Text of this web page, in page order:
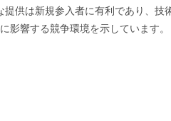
供は新規参入者に有利であり、技
影響する競争環境を示しています。